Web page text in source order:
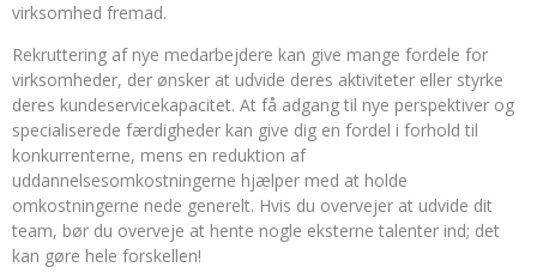
virksomhed fremad.
Rekruttering af nye medarbejdere kan give mange fordele for
virksomheder, der ønsker at udvide deres aktiviteter eller styrke
deres kundeservicekapacitet. At få adgang til nye perspektiver og
specialiserede færdigheder kan give dig en fordel i forhold til
konkurrenterne, mens en reduktion af
uddannelsesomkostningerne hjælper med at holde
omkostningerne nede generelt. Hvis du overvejer at udvide dit
team, bør du overveje at hente nogle eksterne talenter ind; det
kan gøre hele forskellen!